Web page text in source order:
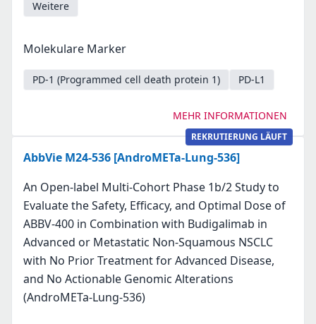
Weitere
Molekulare Marker
PD-1 (Programmed cell death protein 1) PD-L1
MEHR INFORMATIONEN
REKRUTIERUNG LÄUFT
AbbVie M24-536 [AndroMETa-Lung-536]
An Open-label Multi-Cohort Phase 1b/2 Study to
Evaluate the Safety, Efficacy, and Optimal Dose of
ABBV-400 in Combination with Budigalimab in
Advanced or Metastatic Non-Squamous NSCLC
with No Prior Treatment for Advanced Disease,
and No Actionable Genomic Alterations
(AndroMETa-Lung-536)